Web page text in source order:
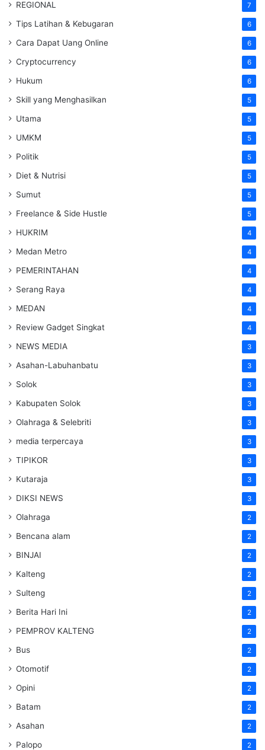
REGIONAL 7
Tips Latihan & Kebugaran 6
Cara Dapat Uang Online 6
Cryptocurrency 6
Hukum 6
Skill yang Menghasilkan 5
Utama 5
UMKM 5
Politik 5
Diet & Nutrisi 5
Sumut 5
Freelance & Side Hustle 5
HUKRIM 4
Medan Metro 4
PEMERINTAHAN 4
Serang Raya 4
MEDAN 4
Review Gadget Singkat 4
NEWS MEDIA 3
Asahan-Labuhanbatu 3
Solok 3
Kabupaten Solok 3
Olahraga & Selebriti 3
media terpercaya 3
TIPIKOR 3
Kutaraja 3
DIKSI NEWS 3
Olahraga 2
Bencana alam 2
BINJAI 2
Kalteng 2
Sulteng 2
Berita Hari Ini 2
PEMPROV KALTENG 2
Bus 2
Otomotif 2
Opini 2
Batam 2
Asahan 2
Palopo 2